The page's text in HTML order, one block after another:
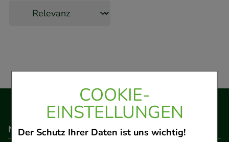
COOKIE-
EINSTELLUNGEN
Der Schutz Ihrer Daten ist uns wichtig!
Navigation